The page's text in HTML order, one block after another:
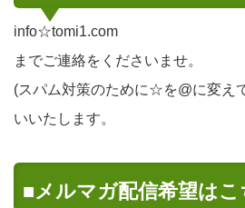
info☆tomi1.com
までご連絡をくださいませ。
(スパム対策のために☆を@に変え
いいたします。
■メルマガ配信希望はこ